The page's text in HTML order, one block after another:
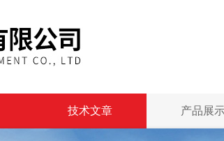
技术文章 产品展